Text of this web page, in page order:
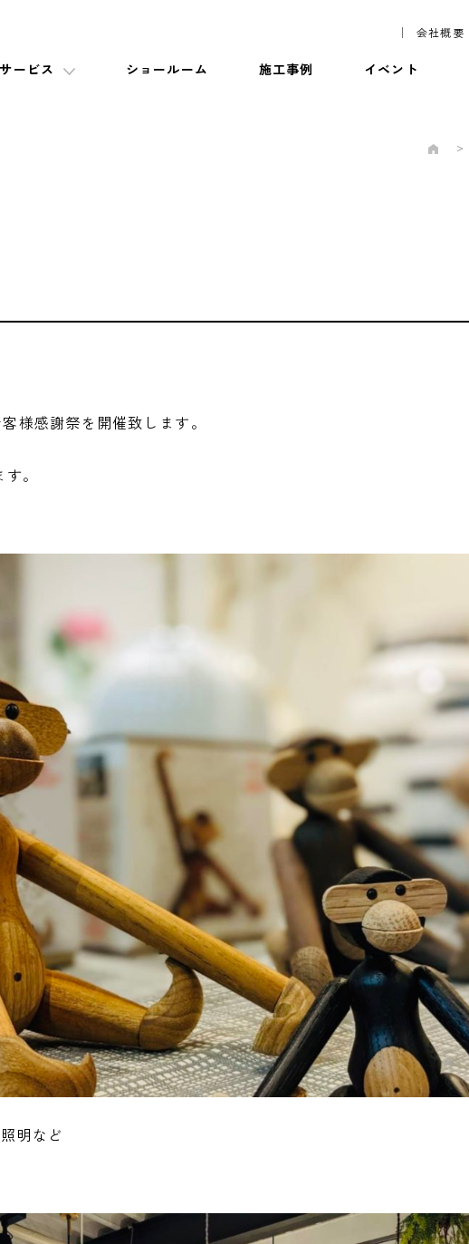
会社概要
サービス ショールーム 施工事例 イベント
様感謝祭を開催致します。
。
明など